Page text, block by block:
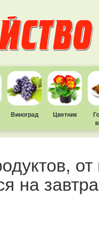
Виноград Цветник
на